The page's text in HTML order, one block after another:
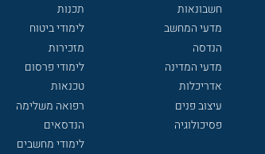
חשבונאות
מדעי המחשב
הנדסה
מדעי המדינה
אדריכלות
עיצוב פנים
פסיכולוגיה
תכנות
לימודי ביטוח
מזכירות
לימודי פרסום
טכנאות
רפואה משלימה
הנדסאים
לימודי מחשבים